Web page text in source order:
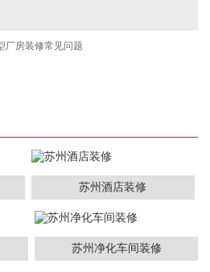
厂房装修常见问题
苏州酒店装修
苏州净化车间装修